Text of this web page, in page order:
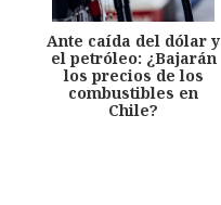
Ante caída del dólar y
el petróleo: ¿Bajarán
los precios de los
combustibles en
Chile?